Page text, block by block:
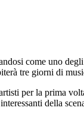
come uno
tre giorni di
per la prima
della